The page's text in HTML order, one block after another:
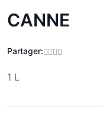
CANNE
Partager:
1 L